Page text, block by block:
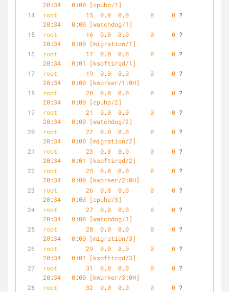
20:34 0:00 [cpuhp/1]
root
15 0.0 0.0 0 0
20:34 0:00 [watchdog/1]
root
16 0.0 0.0 0 0
20:34 0:00 [migration/1]
root
17 0.0 0.0 0 0
20:34 0:01
[ksoftirqd/1]
root
19 0.0 0.0 0 0
20:34 0:00 [kworker/1:0H]
root
20 0.0 0.0 0 0
20:34 0:00 [cpuhp/2]
root
21 0.0 0.0 0 0
20:34 0:00 [watchdog/2]
root
22 0.0 0.0 0 0
20:34 0:00 [migration/2]
root
23 0.0 0.0 0 0
20:34 0:01
[ksoftirqd/2]
root
25 0.0 0.0 0 0
20:34 0:00 [kworker/2:0H]
root
26 0.0 0.0 0 0
20:34 0:00 [cpuhp/3]
root
27 0.0 0.0 0 0
20:34 0:00 [watchdog/3]
root
28 0.0 0.0 0 0
20:34 0:00 [migration/3]
root
29 0.0 0.0 0 0
20:34 0:01
[ksoftirqd/3]
root
31 0.0 0.0 0 0
20:34 0:00 [kworker/3:0H]
root
32 0.0 0.0 0 0